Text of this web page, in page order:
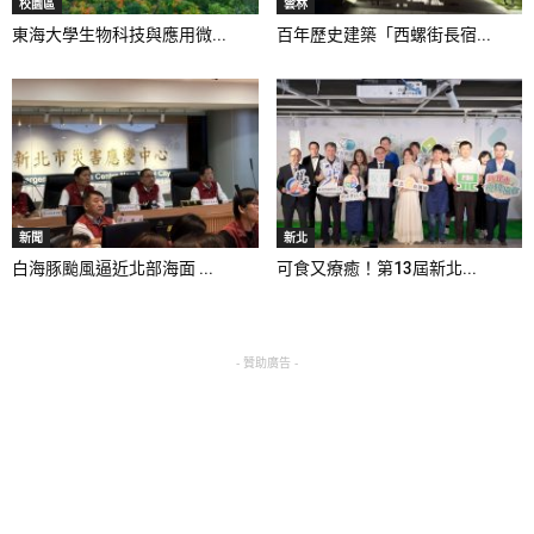
校園區
東海大學生物科技與應用微...
雲林
百年歷史建築「西螺街長宿...
新聞
白海豚颱風逼近北部海面 ...
新北
可食又療癒！第13屆新北...
- 贊助廣告 -